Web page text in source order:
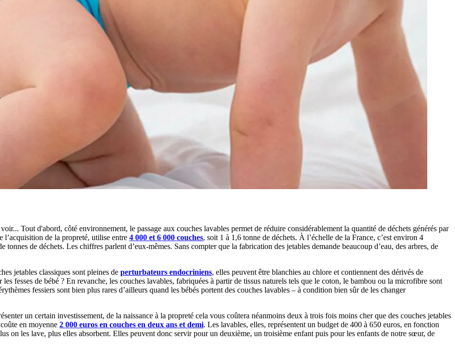
Tout d'abord, côté environnement, le passage aux couches lavables permet de réduire considérablement la quantité de déchets générés par
l’acquisition de la propreté, utilise entre 4 000 et 6 000 couches, soit 1 à 1,6 tonne de déchets. À l’échelle de la France, c’est environ 4
de déchets. Les chiffres parlent d’eux-mêmes. Sans compter que la fabrication des jetables demande beaucoup d’eau, des arbres, de
jetables classiques sont pleines de perturbateurs endocriniens, elles peuvent être blanchies au chlore et contiennent des dérivés de
fesses de bébé ? En revanche, les couches lavables, fabriquées à partir de tissus naturels tels que le coton, le bambou ou la microfibre sont
fessiers sont bien plus rares d’ailleurs quand les bébés portent des couches lavables – à condition bien sûr de les changer
un certain investissement, de la naissance à la propreté cela vous coûtera néanmoins deux à trois fois moins cher que des couches jetables
en moyenne 2 000 euros en couches en deux ans et demi. Les lavables, elles, représentent un budget de 400 à 650 euros, en fonction
on les lave, plus elles absorbent. Elles peuvent donc servir pour un deuxième, un troisième enfant puis pour les enfants de notre sœur, de